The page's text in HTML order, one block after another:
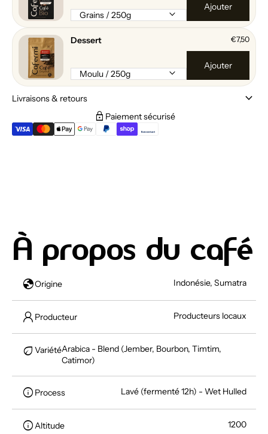
keyboard_arrow_down
Ajouter
Dessert €7,50
keyboard_arrow_down
Ajouter
Livraisons & retours keyboard_arrow_down
lock Paiement sécurisé
À propos du café
globeOrigine Indonésie, Sumatra
Producteur Producteurs locaux
eco VariétéArabica - Blend (Jember, Bourbon, Timtim,
Catimor)
info Process Lavé (fermenté 12h) - Wet Hulled
infoAltitude 1200